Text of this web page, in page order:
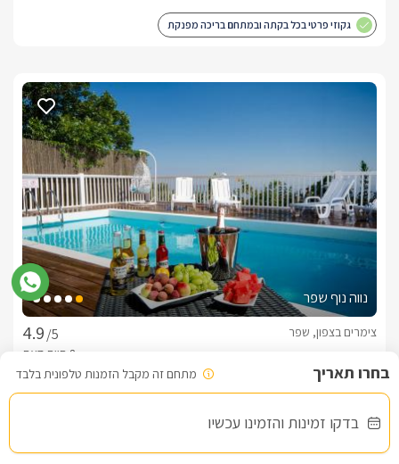
מתחם זה מקבל הזמנות טלפונית בלבד
בדקו זמינות והזמינו עכשיו
גקוזי פרטי בכל בקתה ובמתחם בריכה מפנקת
נווה נוף שפר
/5
צימרים בצפון, שפר
החל מ- ₪800
בריכה וספא במתחם המשותף